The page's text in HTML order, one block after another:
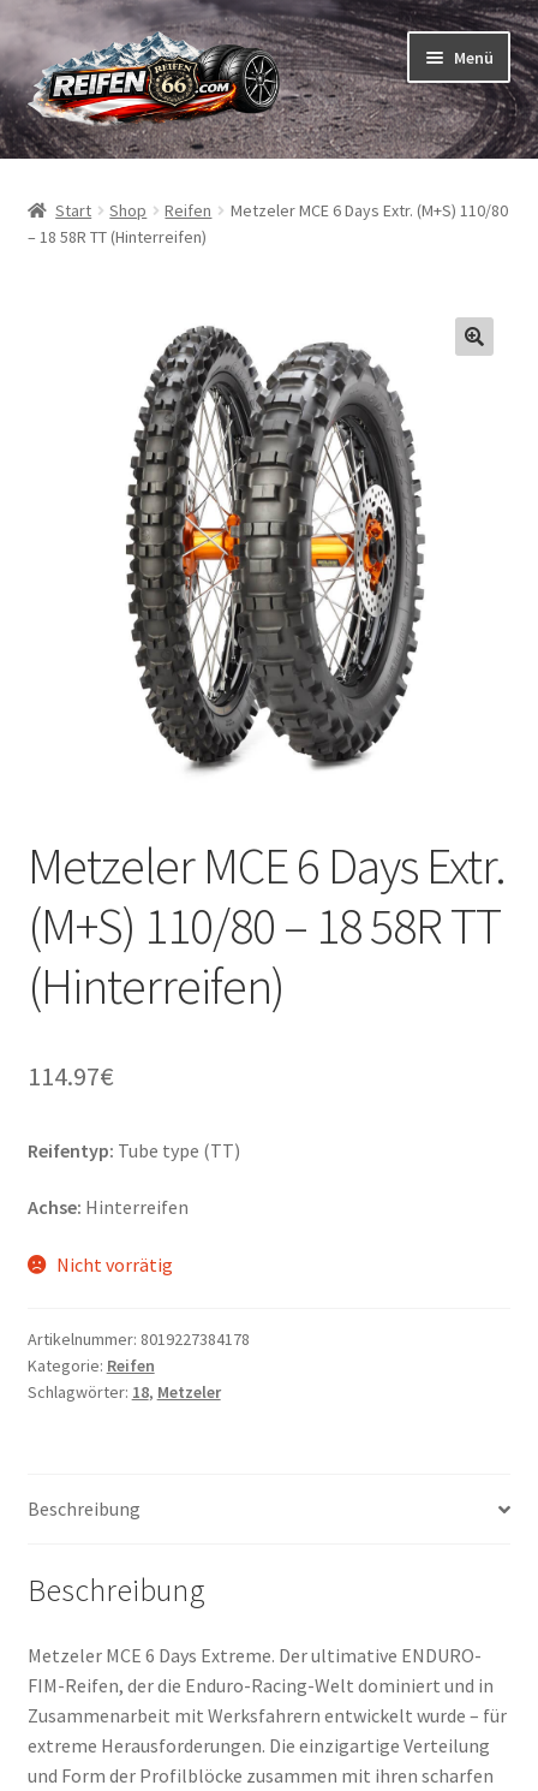
Zur
Navigation
springen
Zum
Inhalt
springen
Menü
Reifen
Schläuche
Start Shop Reifen
Metzeler MCE 6 Days Extr. (M+S) 110/80
– 18 58R TT (Hinterreifen)
Metzeler MCE 6 Days Extr.
(M+S) 110/80 – 18 58R TT
(Hinterreifen)
114.97€
Reifentyp: Tube type (TT)
Achse: Hinterreifen
Nicht vorrätig
Artikelnummer: 8019227384178
Kategorie: Reifen
Schlagwörter: 18, Metzeler
Beschreibung
Beschreibung
Metzeler MCE 6 Days Extreme. Der ultimative ENDURO-
FIM-Reifen, der die Enduro-Racing-Welt dominiert und in
Zusammenarbeit mit Werksfahrern entwickelt wurde – für
extreme Herausforderungen. Die einzigartige Verteilung
und Form der Profilblöcke zusammen mit ihren scharfen